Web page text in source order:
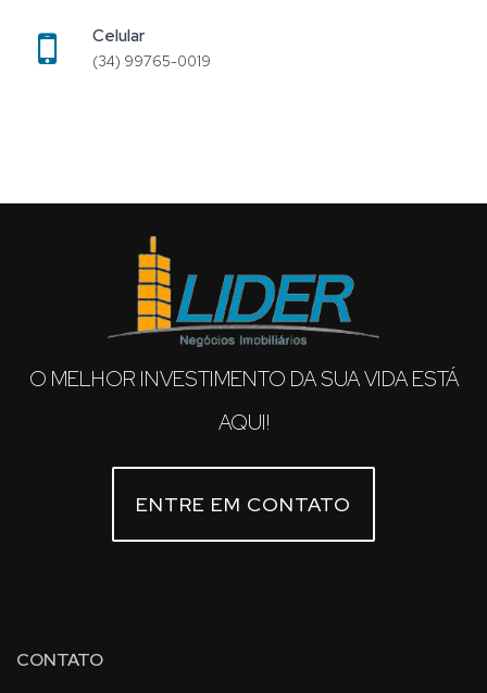
Celular
(34) 99765-0019
O MELHOR INVESTIMENTO DA SUA VIDA ESTÁ
AQUI!
ENTRE EM CONTATO
CONTATO